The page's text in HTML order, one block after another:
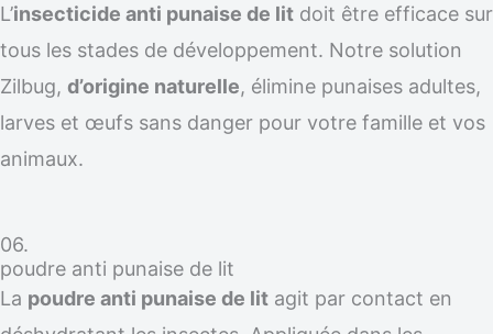
L’insecticide anti punaise de lit doit être efficace sur
tous les stades de développement. Notre solution
Zilbug, d’origine naturelle, élimine punaises adultes,
larves et œufs sans danger pour votre famille et vos
animaux.
06.
poudre anti punaise de lit
La poudre anti punaise de lit agit par contact en